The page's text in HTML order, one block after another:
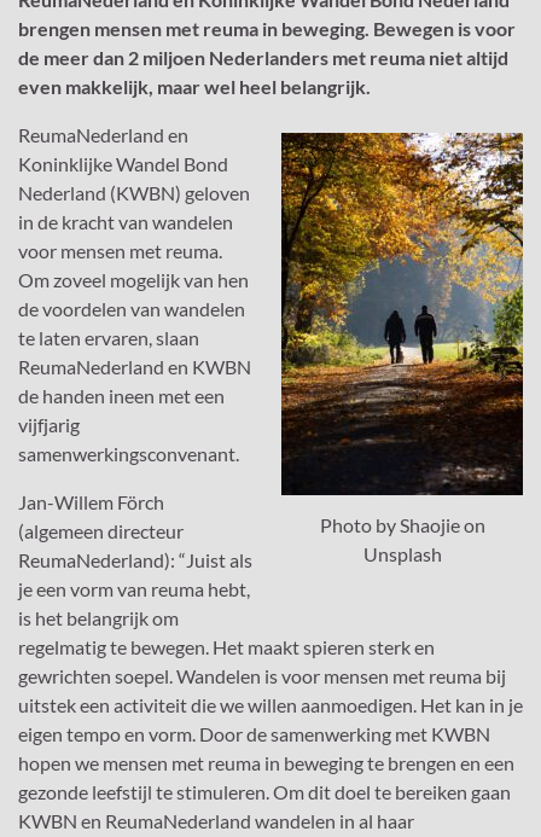
brengen mensen met reuma in beweging. Bewegen is voor
de meer dan 2 miljoen Nederlanders met reuma niet altijd
even makkelijk, maar wel heel belangrijk.
Photo by Shaojie on
Unsplash
ReumaNederland en
Koninklijke Wandel Bond
Nederland (KWBN) geloven
in de kracht van wandelen
voor mensen met reuma.
Om zoveel mogelijk van hen
de voordelen van wandelen
te laten ervaren, slaan
ReumaNederland en KWBN
de handen ineen met een
vijfjarig
samenwerkingsconvenant.
Jan-Willem Förch
(algemeen directeur
ReumaNederland): “Juist als
je een vorm van reuma hebt,
is het belangrijk om
regelmatig te bewegen. Het maakt spieren sterk en
gewrichten soepel. Wandelen is voor mensen met reuma bij
uitstek een activiteit die we willen aanmoedigen. Het kan in je
eigen tempo en vorm. Door de samenwerking met KWBN
hopen we mensen met reuma in beweging te brengen en een
gezonde leefstijl te stimuleren. Om dit doel te bereiken gaan
KWBN en ReumaNederland wandelen in al haar